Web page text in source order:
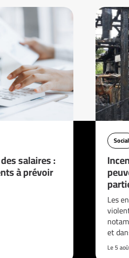
salaires :
à prévoir
Social
Les
et
Le 5